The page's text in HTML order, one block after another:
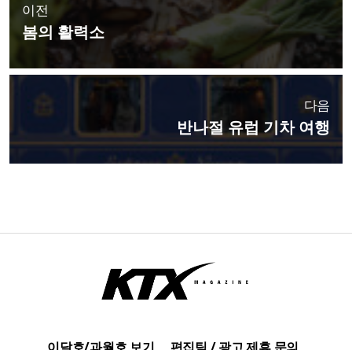
이전
봄의 활력소
다음
반나절 유럽 기차 여행